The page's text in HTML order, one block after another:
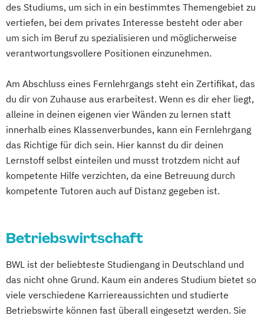
Mülheim an der Ruhr Potsdam
Ludwigshafen Oldenburg Leverkusen
Osnabrück Solingen Heidelberg Herne
Neuss Darmstadt Paderborn
Wolfsburg
Gesundheitsmanagement
Fachtrainer/in für Ausdauersport
Fachtrainer/in für Bodybuilding und
Fachtrainer/in für Cardiotraining
Fachtrainer/in für Rückentraining
Fachtrainer/in für Seilzug- und
Freihanteltraining
Fachtrainer/in für Senioren
Fachtrainer/in für Sportrehabilitation
Fachtrainer/in für funktionelles Training
Fachwirt im Gesundheits- und Sozialwesen
Fachwirt/in für Prävention und
Gesundheitsförderung (IHK)
Fitness C-Lizenz Fitnessfachwirt
Fitnesstrainer/in A-Lizenz
Fitnesstrainer/in B-Lizenz
Functional Trainer A-Lizenz
des Studiums, um sich in ein bestimmtes Themengebiet zu
vertiefen, bei dem privates Interesse besteht oder aber
um sich im Beruf zu spezialisieren und möglicherweise
verantwortungsvollere Positionen einzunehmen.
Am Abschluss eines Fernlehrgangs steht ein Zertifikat, das
du dir von Zuhause aus erarbeitest. Wenn es dir eher liegt,
alleine in deinen eigenen vier Wänden zu lernen statt
innerhalb eines Klassenverbundes, kann ein Fernlehrgang
das Richtige für dich sein. Hier kannst du dir deinen
Lernstoff selbst einteilen und musst trotzdem nicht auf
kompetente Hilfe verzichten, da eine Betreuung durch
kompetente Tutoren auch auf Distanz gegeben ist.
Betriebswirtschaft
BWL ist der beliebteste Studiengang in Deutschland und
das nicht ohne Grund. Kaum ein anderes Studium bietet so
viele verschiedene Karriereaussichten und studierte
Betriebswirte können fast überall eingesetzt werden. Sie